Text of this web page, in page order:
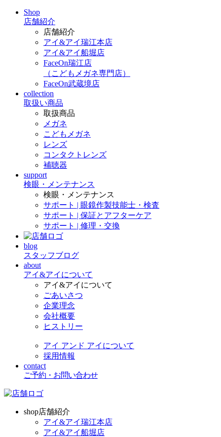
Shop
店舗紹介
店舗紹介
アイ&アイ瑞江本店
アイ&アイ船堀店
FaceOn瑞江店
（こどもメガネ専門店）
FaceOn武蔵境店
collection
取扱い商品
取扱商品
メガネ
こどもメガネ
レンズ
コンタクトレンズ
補聴器
support
検眼・メンテナンス
検眼・メンテナンス
サポート | 眼鏡作製技能士・検査
サポート | 保証とアフターケア
サポート | 修理・交換
blog
スタッフブログ
about
アイ&アイについて
アイ&アイについて
ごあいさつ
企業理念
会社概要
ヒストリー
アイ アンド アイについて
採用情報
contact
ご予約・お問い合わせ
shop店舗紹介
アイ&アイ瑞江本店
アイ&アイ船堀店